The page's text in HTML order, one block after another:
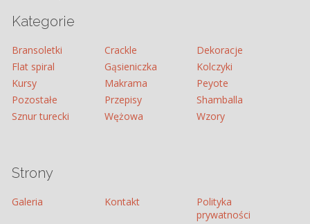
Kategorie
Bransoletki Crackle
Dekoracje
Flat spiral
Gąsieniczka
Kolczyki
Kursy
Makrama
Peyote
Pozostałe
Przepisy
Shamballa
Sznur turecki
Wężowa Wzory
Strony
Galeria Kontakt
Polityka
prywatności